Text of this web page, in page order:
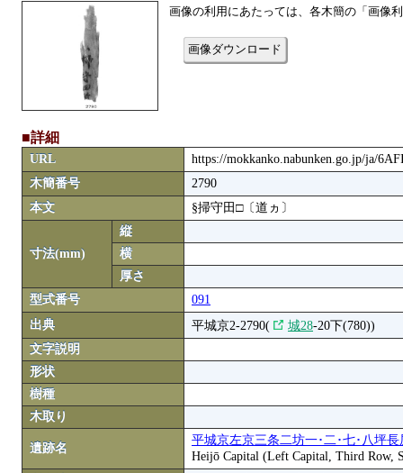
画像の利用にあたっては、各木簡の「画像
画像ダウンロード
■詳細
URL
https://mokkanko.nabunken.go.jp/ja/
木簡番号
2790
本文
§掃守田□〔道ヵ〕
寸法(mm)
縦
横
厚さ
型式番号
091
出典
平城京2-2790( 城28-20下(780))
文字説明
形状
樹種
木取り
遺跡名
平城京左京三条二坊一･二･七･八坪長
Heijō Capital (Left Capital, Third Row,